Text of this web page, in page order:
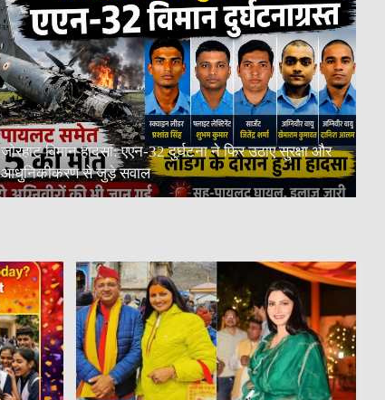
जोरहाट विमान हादसा: एएन-32 दुर्घटना ने फिर उठाए सुरक्षा और
आधुनिकीकरण से जुड़े सवाल